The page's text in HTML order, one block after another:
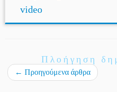
video
Πλοήγηση
← Προηγούμενα άρθρα